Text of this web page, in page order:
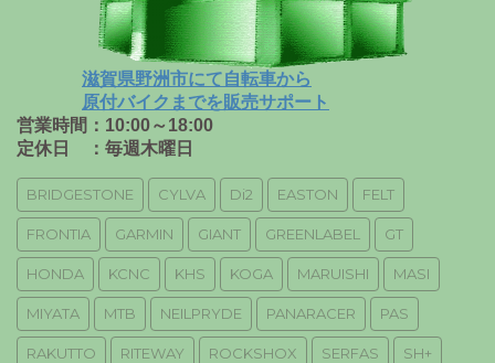
滋賀県野洲市にて自転車から
原付バイクまでを販売サポート
営業時間：10:00～18:00
定休日 ：毎週木曜日
BRIDGESTONE CYLVA Di2 EASTON FELT
FRONTIA GARMIN GIANT GREENLABEL GT
HONDA KCNC KHS KOGA MARUISHI MASI
MIYATA MTB NEILPRYDE PANARACER PAS
RAKUTTO RITEWAY ROCKSHOX SERFAS SH+